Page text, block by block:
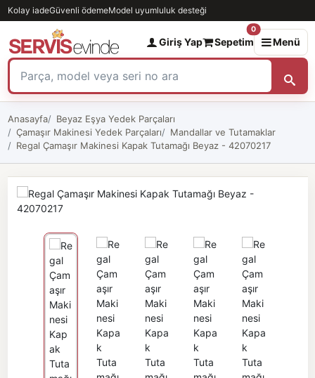
Kolay iadeGüvenli ödemeModel uyumluluk desteği
Giriş Yap Sepetim
0
Menü
Anasayfa
Beyaz Eşya Yedek Parçaları
Çamaşır Makinesi Yedek Parçaları
Mandallar ve Tutamaklar
Regal Çamaşır Makinesi Kapak Tutamağı Beyaz - 42070217